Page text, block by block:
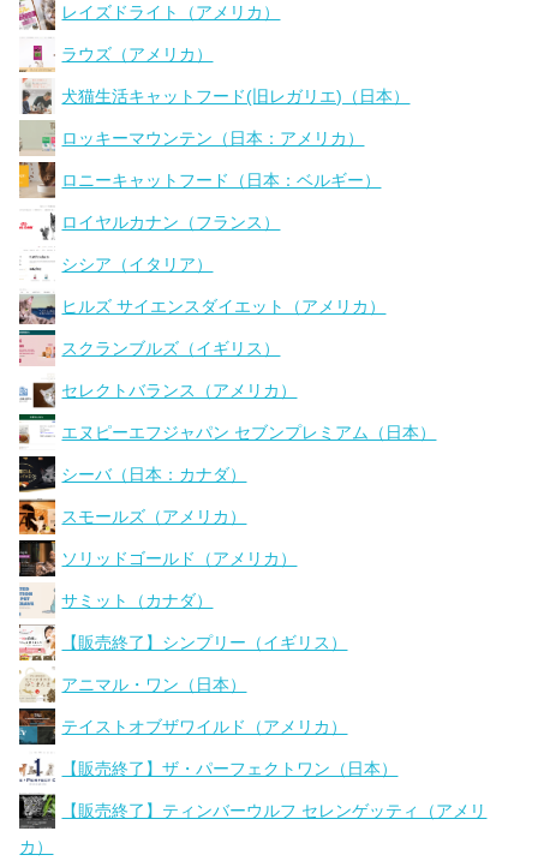
レイズドライト（アメリカ）
ラウズ（アメリカ）
犬猫生活キャットフード(旧レガリエ)（日本）
ロッキーマウンテン（日本：アメリカ）
ロニーキャットフード（日本：ベルギー）
ロイヤルカナン（フランス）
シシア（イタリア）
ヒルズ サイエンスダイエット（アメリカ）
スクランブルズ（イギリス）
セレクトバランス（アメリカ）
エヌピーエフジャパン セブンプレミアム（日本）
シーバ（日本：カナダ）
スモールズ（アメリカ）
ソリッドゴールド（アメリカ）
サミット（カナダ）
【販売終了】シンプリー（イギリス）
アニマル・ワン（日本）
テイストオブザワイルド（アメリカ）
【販売終了】ザ・パーフェクトワン（日本）
【販売終了】ティンバーウルフ セレンゲッティ（アメリ
カ）